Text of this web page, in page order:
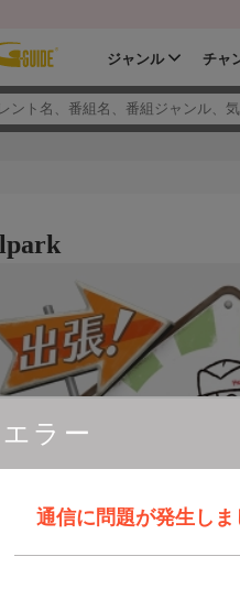
ジャンル チャ
エラー
通信に問題が発生し